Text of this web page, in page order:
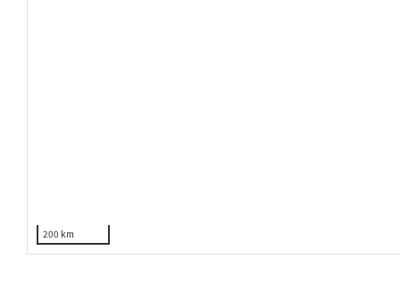
200 km